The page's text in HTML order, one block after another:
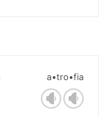
a•tro•fia